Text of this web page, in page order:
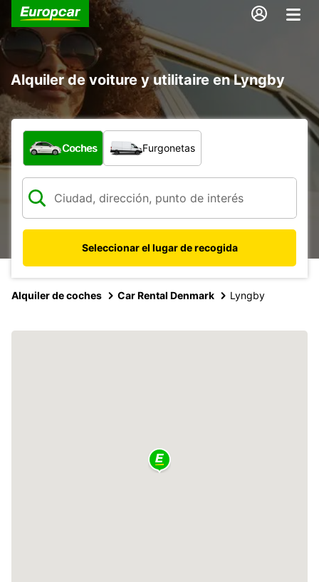
Alquiler de voiture y utilitaire en Lyngby
¿Qué tipo de vehículo?
Coches Furgonetas
Seleccionar el lugar de recogida
Alquiler de coches Car Rental Denmark Lyngby